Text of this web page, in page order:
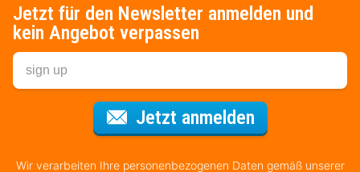
Jetzt für den Newsletter anmelden und
kein Angebot verpassen
Jetzt anmeldenFür den
Wir verarbeiten Ihre personenbezogenen Daten gemäß unserer